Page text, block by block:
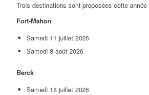
Trois destinations sont proposées cette année
Fort-Mahon
Samedi 11 juillet 2026
Samedi 8 août 2026
Berck
Samedi 18 juillet 2026